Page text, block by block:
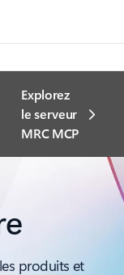
Explorez
le serveur
MRC MCP
produits et